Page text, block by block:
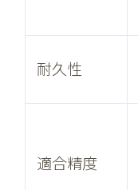
耐久性
適合精度